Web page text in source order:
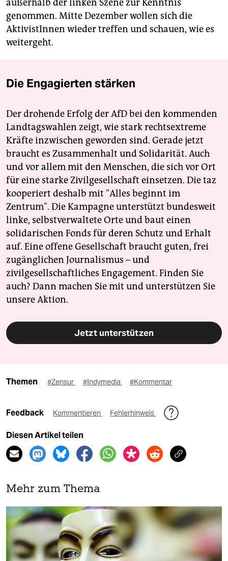
außerhalb der linken Szene zur Kenntnis
genommen. Mitte Dezember wollen sich die
AktivistInnen wieder treffen und schauen, wie es
weitergeht.
Die Engagierten stärken
Der drohende Erfolg der AfD bei den kommenden
Landtagswahlen zeigt, wie stark rechtsextreme
Kräfte inzwischen geworden sind. Gerade jetzt
braucht es Zusammenhalt und Solidarität. Auch
und vor allem mit den Menschen, die sich vor Ort
für eine starke Zivilgesellschaft einsetzen. Die taz
kooperiert deshalb mit "Alles beginnt im
Zentrum". Die Kampagne unterstützt bundesweit
linke, selbstverwaltete Orte und baut einen
solidarischen Fonds für deren Schutz und Erhalt
auf. Eine offene Gesellschaft braucht guten, frei
zugänglichen Journalismus – und
zivilgesellschaftliches Engagement. Finden Sie
auch? Dann machen Sie mit und unterstützen Sie
unsere Aktion.
Jetzt unterstützen
Themen #Zensur #Indymedia #Kommentar
Feedback Kommentieren Fehlerhinweis
Diesen Artikel teilen
Mehr zum Thema